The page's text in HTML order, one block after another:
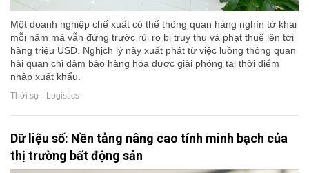
Một doanh nghiệp chế xuất có thể thông quan hàng nghìn tờ khai
mỗi năm mà vẫn đứng trước rủi ro bị truy thu và phạt thuế lên tới
hàng triệu USD. Nghịch lý này xuất phát từ việc luồng thông quan
hải quan chỉ đảm bảo hàng hóa được giải phóng tại thời điểm
nhập xuất khẩu.
Thời sự - Logistics
Dữ liệu số: Nền tảng nâng cao tính minh bạch của
thị trường bất động sản